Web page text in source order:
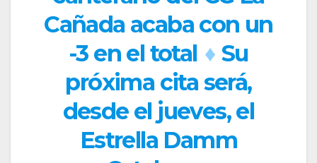
Cañada acaba con un
-3 en el total ♦ Su
próxima cita será,
desde el jueves, el
Estrella Damm